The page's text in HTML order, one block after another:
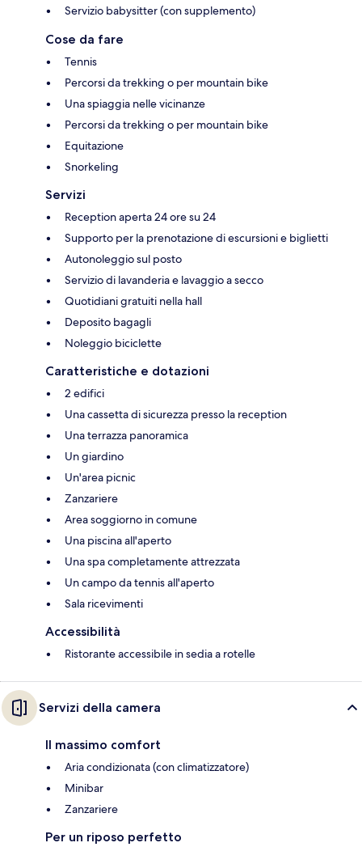
Servizio babysitter (con supplemento)
Cose da fare
Tennis
Percorsi da trekking o per mountain bike
Una spiaggia nelle vicinanze
Percorsi da trekking o per mountain bike
Equitazione
Snorkeling
Servizi
Reception aperta 24 ore su 24
Supporto per la prenotazione di escursioni e biglietti
Autonoleggio sul posto
Servizio di lavanderia e lavaggio a secco
Quotidiani gratuiti nella hall
Deposito bagagli
Noleggio biciclette
Caratteristiche e dotazioni
2 edifici
Una cassetta di sicurezza presso la reception
Una terrazza panoramica
Un giardino
Un'area picnic
Zanzariere
Area soggiorno in comune
Una piscina all'aperto
Una spa completamente attrezzata
Un campo da tennis all'aperto
Sala ricevimenti
Accessibilità
Ristorante accessibile in sedia a rotelle
Servizi della camera
Il massimo comfort
Aria condizionata (con climatizzatore)
Minibar
Zanzariere
Per un riposo perfetto